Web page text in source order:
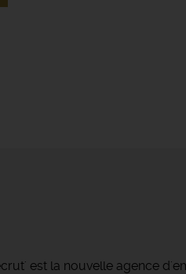
est la nouvelle agence